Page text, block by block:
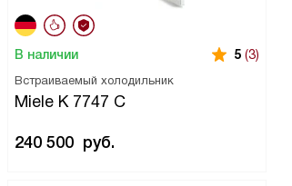
Встраиваемый холодильник
Miele K 7747 C
В наличии 5 (3)
240 500 руб.